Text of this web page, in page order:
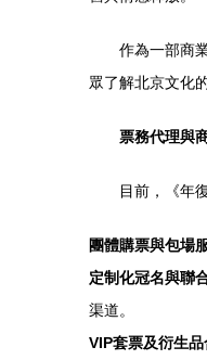
作為一部商
眾了解北京文化
票務代理與
目前，《年
團體購票與包場
定制化冠名與聯
渠道。
VIP套票及衍生